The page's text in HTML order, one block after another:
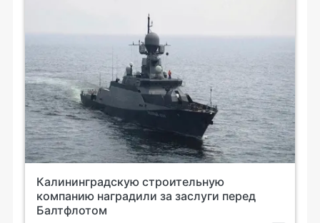
Калининградскую строительную
компанию наградили за заслуги перед
Балтфлотом